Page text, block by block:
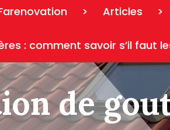
> Articles >
: comment savoir s’il faut
de